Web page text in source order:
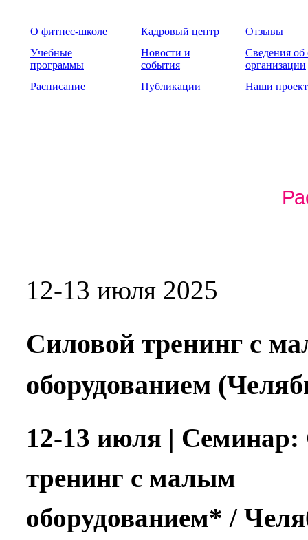
О фитнес-школе Кадровый центр
Отзывы
Учебные
программы
Новости и
события
Сведения об
организации
Расписание
Публикации Наши
12-13 июля 2025
Силовой тренинг с
оборудованием
12-13 июля | Семинар:
тренинг с малым
оборудованием* /